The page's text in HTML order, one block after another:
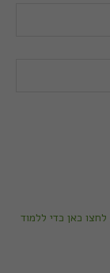
לחצו כאן כדי ללמוד